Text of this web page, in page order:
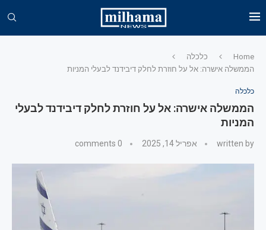
Home
כלכלה
הממשלה אישרה: אל על חוזרת לחלק דיבידנד לבעלי המניות
כלכלה
הממשלה אישרה: אל על חוזרת לחלק דיבידנד לבעלי
המניות
written by אפריל 14, 2025 0 comments